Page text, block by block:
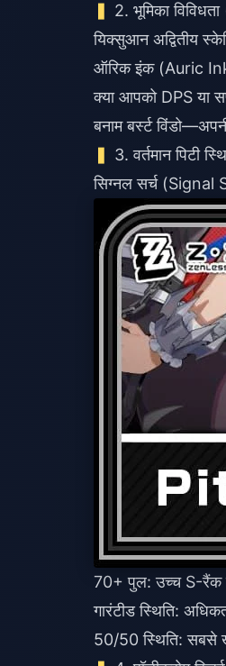
2. भूमिका
यिक्सुआन अद्वितीय
ऑरिक इंक (Auric
क्या आपको DPS या
बनाम बर्स्ट
3. वर्तमान पिटी
सिग्नल सर्च (Signal
70+ पुल: उच्च S-रैंक
गारंटीड स्थिति:
50/50 स्थिति: सबसे